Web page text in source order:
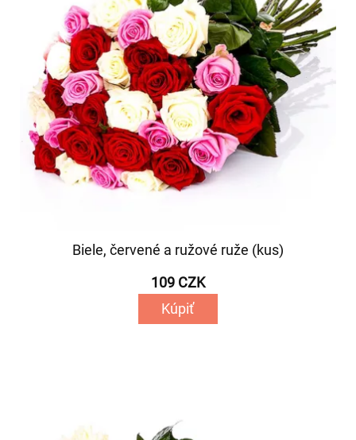
Biele, červené a ružové ruže (kus)
109 CZK
Kúpiť